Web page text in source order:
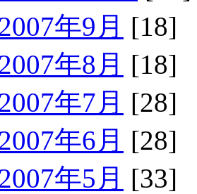
年9月 [18]
年8月 [18]
年7月 [28]
年6月 [28]
年5月 [33]